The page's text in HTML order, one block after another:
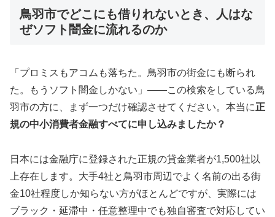
鳥羽市でどこにも借りれないとき、人はな
ぜソフト闇金に流れるのか
「プロミスもアコムも落ちた。鳥羽市の街金にも断られ
た。もうソフト闇金しかない」——この検索をしている鳥
羽市の方に、まず一つだけ確認させてください。本当に正
規の中小消費者金融すべてに申し込みましたか？
日本には金融庁に登録された正規の貸金業者が1,500社以
上存在します。大手4社と鳥羽市周辺でよく名前の出る街
金10社程度しか知らない方がほとんどですが、実際には
ブラック・延滞中・任意整理中でも独自審査で対応してい